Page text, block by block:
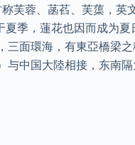
芙蓉、菡萏、芙蕖，英
季，蓮花也因而成为
面環海，有東亞橋梁
与中国大陸相接，东南隔